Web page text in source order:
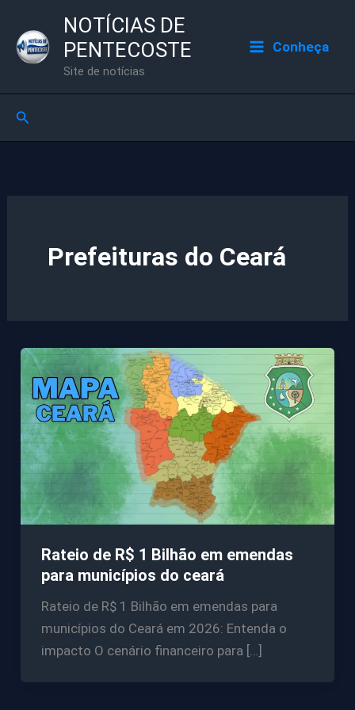
para
NOTÍCIAS DE
PENTECOSTE
Site de notícias
Conheça
Pesquisar
Prefeituras do Ceará
Rateio de R$ 1 Bilhão em emendas
para municípios do ceará
Rateio de R$ 1 Bilhão em emendas para
municípios do Ceará em 2026: Entenda o
impacto O cenário financeiro para […]